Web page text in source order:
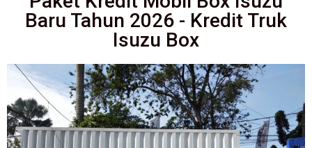
Baru Tahun 2026 - Kredit Truk
Isuzu Box